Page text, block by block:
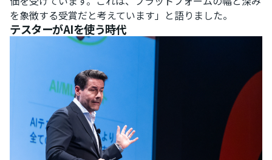
を象徴する受賞だと考えています」と語りました。
テスターがAIを使う時代